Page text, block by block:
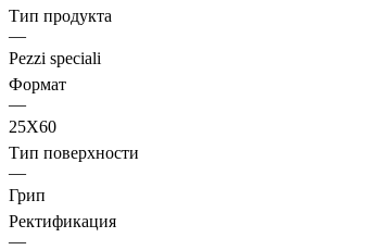
Тип продукта
—
Pezzi speciali
Формат
—
25X60
Тип поверхности
—
Грип
Ректификация
—